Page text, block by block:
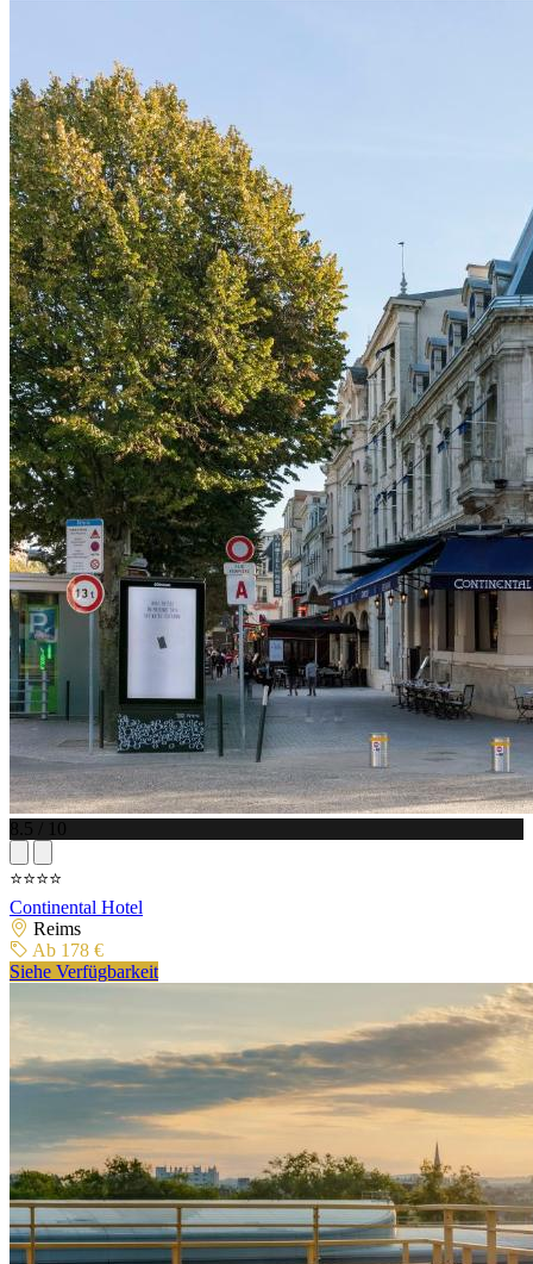
8.5 / 10
⭐⭐⭐⭐
Continental Hotel
Reims
Ab 178 €
Siehe Verfügbarkeit